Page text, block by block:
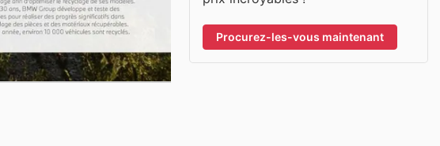
Procurez-les-vous maintenant